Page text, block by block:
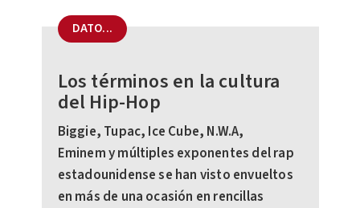
DATO...
Los términos en la cultura
del Hip-Hop
Biggie, Tupac, Ice Cube, N.W.A,
Eminem y múltiples exponentes del rap
estadounidense se han visto envueltos
en más de una ocasión en rencillas